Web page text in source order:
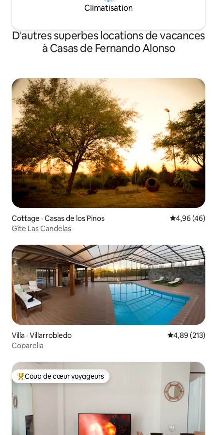
Climatisation
D'autres superbes locations de vacances
à Casas de Fernando Alonso
Cottage · Casas de los Pinos Note
4,96 (46)
Gîte Las Candelas
Villa · Villarrobledo Note
4,89 (213)
Coparelia
Coup de cœur voyageurs parmi les plus aimés
Coup de cœur voyageurs